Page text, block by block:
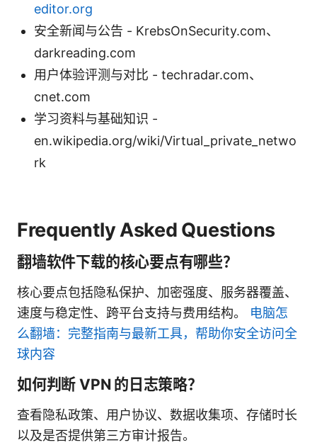
editor.org
安全新闻与公告 - KrebsOnSecurity.com、
darkreading.com
用户体验评测与对比 - techradar.com、
cnet.com
学习资料与基础知识 -
en.wikipedia.org/wiki/Virtual_private_netwo
rk
Frequently Asked Questions
翻墙软件下载的核心要点有哪些？
核心要点包括隐私保护、加密强度、服务器覆盖、
速度与稳定性、跨平台支持与费用结构。 电脑怎
么翻墙：完整指南与最新工具，帮助你安全访问全
球内容
如何判断 VPN 的日志策略？
查看隐私政策、用户协议、数据收集项、存储时长
以及是否提供第三方审计报告。